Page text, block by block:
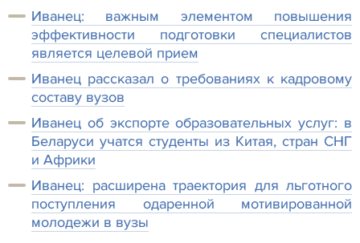
Иванец: важным элементом повышения
эффективности подготовки специалистов
является целевой прием
Иванец рассказал о требованиях к кадровому
составу вузов
Иванец об экспорте образовательных услуг: в
Беларуси учатся студенты из Китая, стран СНГ
и Африки
Иванец: расширена траектория для льготного
поступления одаренной мотивированной
молодежи в вузы